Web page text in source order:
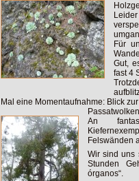
Für
Gut,
fast 4
Mal eine Momentaufnahme: Blick
An
Felswänden
Wir sind uns
Stunden
órganos“.